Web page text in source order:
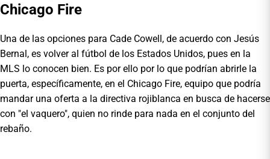
Chicago Fire
Una de las opciones para Cade Cowell, de acuerdo con Jesús
Bernal, es volver al fútbol de los Estados Unidos, pues en la
MLS lo conocen bien. Es por ello por lo que podrían abrirle la
puerta, específicamente, en el Chicago Fire, equipo que podría
mandar una oferta a la directiva rojiblanca en busca de hacerse
con "el vaquero", quien no rinde para nada en el conjunto del
rebaño.